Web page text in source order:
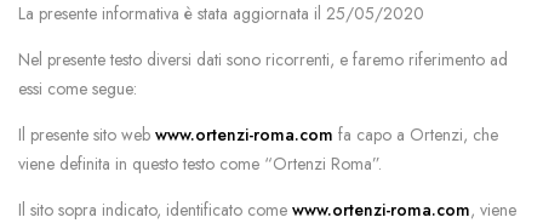
La presente informativa è stata aggiornata il 25/05/2020
Nel presente testo diversi dati sono ricorrenti, e faremo riferimento ad
essi come segue:
Il presente sito web www.ortenzi-roma.com fa capo a Ortenzi, che
viene definita in questo testo come “Ortenzi Roma”.
Il sito sopra indicato, identificato come www.ortenzi-roma.com, viene